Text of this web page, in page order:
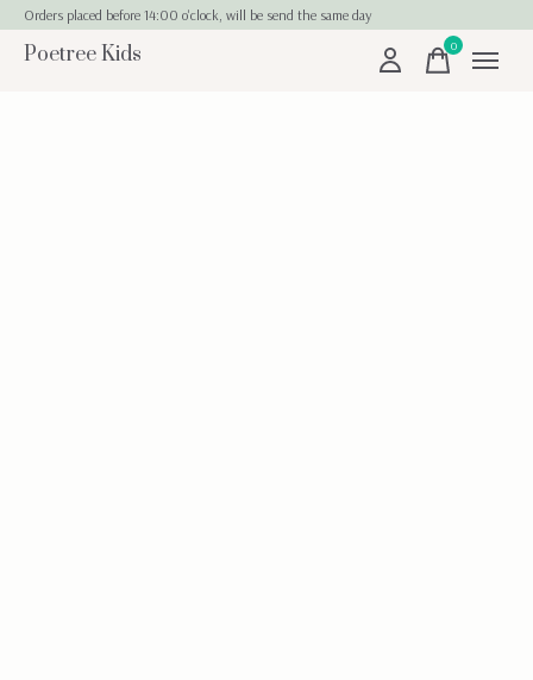
Orders placed before 14:00 o'clock, will be send the same day
Poetree Kids 0items